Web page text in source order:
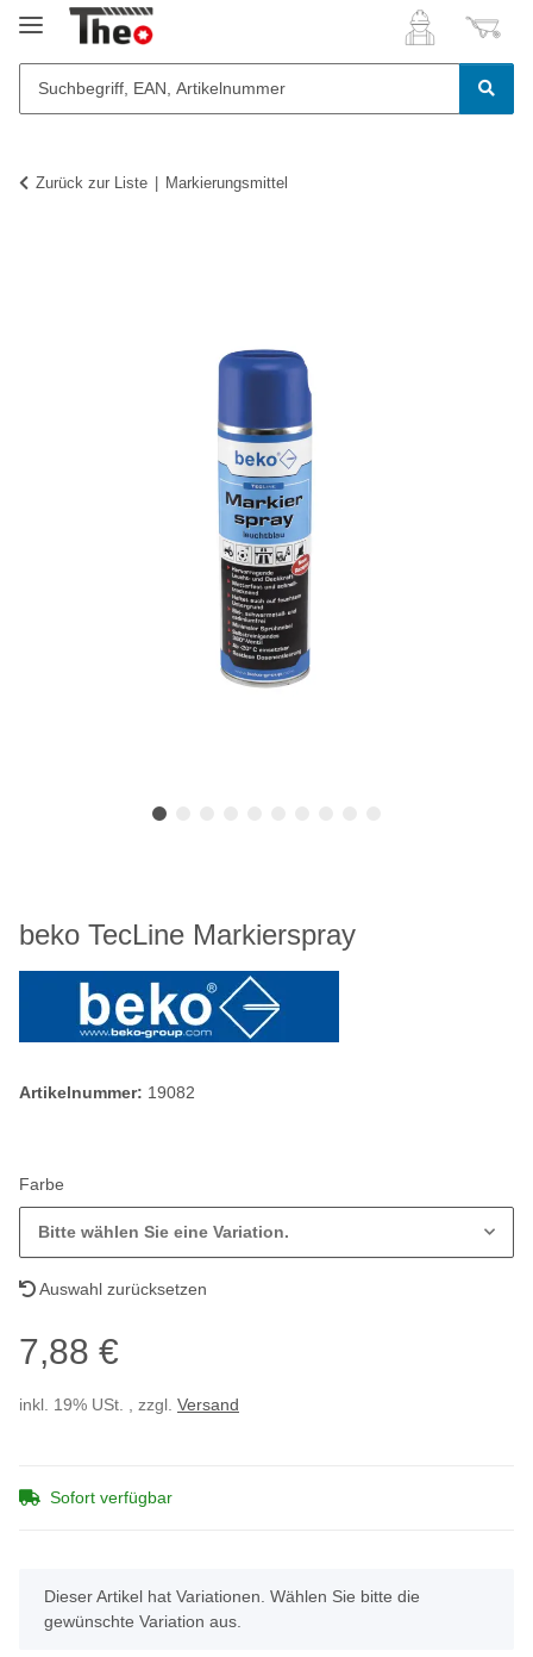
Zurück zur Liste Markierungsmittel
beko TecLine Markierspray
Artikelnummer: 19082
Farbe
Bitte wählen Sie eine Variation.
Auswahl zurücksetzen
7,88 €
inkl. 19% USt. , zzgl. Versand
Sofort verfügbar
x
Dieser Artikel hat Variationen. Wählen Sie bitte die
gewünschte Variation aus.